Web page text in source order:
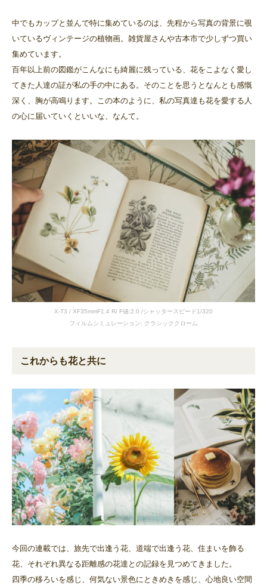
中でもカップと並んで特に集めているのは、先程から写真の背景に覗
いているヴィンテージの植物画。雑貨屋さんや古本市で少しずつ買い
集めています。
百年以上前の図鑑がこんなにも綺麗に残っている、花をこよなく愛し
てきた人達の証が私の手の中にある。そのことを思うとなんとも感慨
深く、胸が高鳴ります。この本のように、私の写真達も花を愛する人
の心に届いていくといいな、なんて。
X-T3 / XF35mmF1.4 R/ F値:2.0 /シャッタースピード1/320
フィルムシミュレーション: クラシッククローム
これからも花と共に
今回の連載では、旅先で出逢う花、道端で出逢う花、住まいを飾る
花、それぞれ異なる距離感の花達との記録を見つめてきました。
四季の移ろいを感じ、何気ない景色にときめきを感じ、心地良い空間